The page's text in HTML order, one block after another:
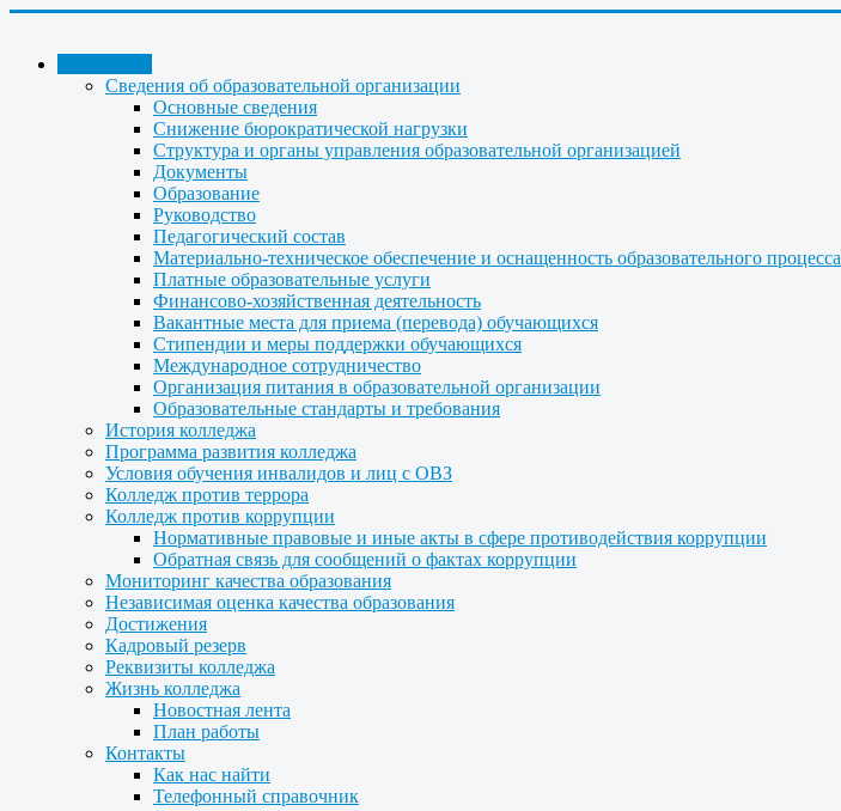
Сведения об образовательной организации
Основные сведения
Снижение бюрократической нагрузки
Структура и органы управления образовательной организацией
Документы
Образование
Руководство
Педагогический состав
Материально-техническое обеспечение и оснащенность образовательного
Платные образовательные услуги
Финансово-хозяйственная деятельность
Вакантные места для приема (перевода) обучающихся
Стипендии и меры поддержки обучающихся
Международное сотрудничество
Организация питания в образовательной организации
Образовательные стандарты и требования
История колледжа
Программа развития колледжа
Условия обучения инвалидов и лиц с ОВЗ
Колледж против террора
Колледж против коррупции
Нормативные правовые и иные акты в сфере противодействия коррупции
Обратная связь для сообщений о фактах коррупции
Мониторинг качества образования
Независимая оценка качества образования
Достижения
Кадровый резерв
Реквизиты колледжа
Жизнь колледжа
Новостная лента
План работы
Контакты
Как нас найти
Телефонный справочник